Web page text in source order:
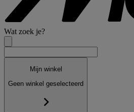
Wat zoek je?
Mijn winkel
Geen winkel geselecteerd